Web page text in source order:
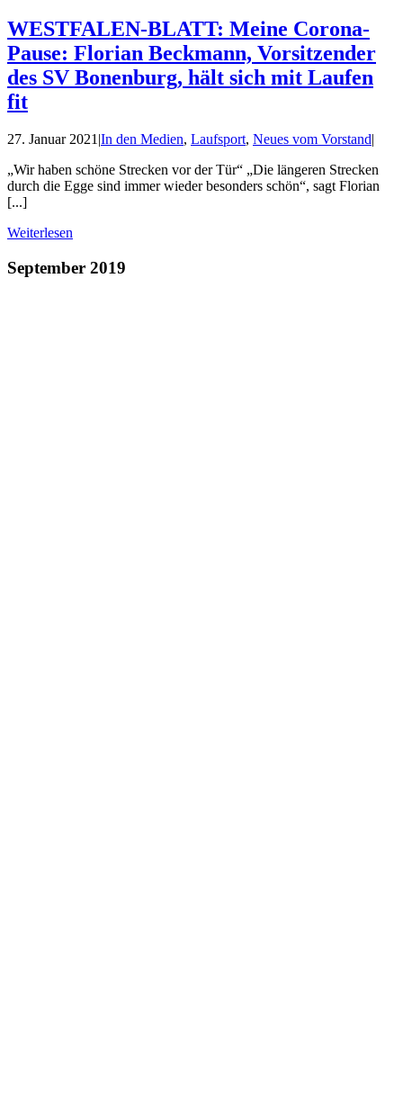
WESTFALEN-BLATT: Meine Corona-
Pause: Florian Beckmann, Vorsitzender
des SV Bonenburg, hält sich mit Laufen
fit
27. Januar 2021|In den Medien, Laufsport, Neues vom Vorstand|
„Wir haben schöne Strecken vor der Tür“ „Die längeren Strecken
durch die Egge sind immer wieder besonders schön“, sagt Florian
[...]
Weiterlesen
September 2019